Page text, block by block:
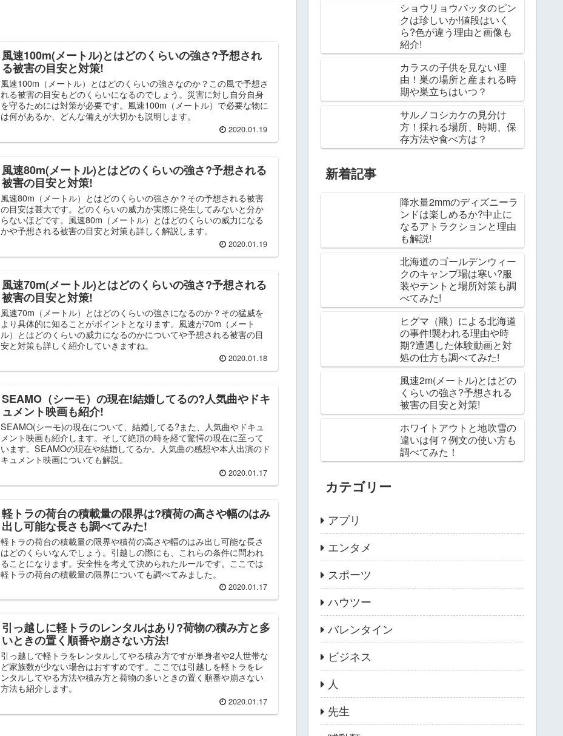
風速100m(メートル)とはどのくらいの強さ?予想され
る被害の目安と対策!
風速100m（メートル）とはどのくらいの強さなのか？この風で予想さ
れる被害の目安もどのくらいになるのでしょう。災害に対し自分自身
を守るためには対策が必要です。風速100m（メートル）で必要な物に
は何があるか、どんな備えが大切かも説明します。
2020.01.19
風速80m(メートル)とはどのくらいの強さ?予想される
被害の目安と対策!
風速80m（メートル）とはどのくらいの強さか？その予想される被害
の目安は甚大です。どのくらいの威力か実際に発生してみないと分か
らないほどです。風速80m（メートル）とはどのくらいの威力になる
かや予想される被害の目安と対策も詳しく解説します。
2020.01.19
風速70m(メートル)とはどのくらいの強さ?予想される
被害の目安と対策!
風速70m（メートル）とはどのくらいの強さになるのか？その猛威を
より具体的に知ることがポイントとなります。風速が70m（メート
ル）とはどのくらいの威力になるのかについてや予想される被害の目
安と対策も詳しく紹介していきますね。
2020.01.18
SEAMO（シーモ）の現在!結婚してるの?人気曲やドキ
ュメント映画も紹介!
SEAMO(シーモ)の現在について、結婚してる?また、人気曲やドキュ
メント映画も紹介します。そして絶頂の時を経て驚愕の現在に至って
います。SEAMOの現在や結婚してるか。人気曲の感想や本人出演のド
キュメント映画についても解説。
2020.01.17
軽トラの荷台の積載量の限界は?積荷の高さや幅のはみ
出し可能な長さも調べてみた!
軽トラの荷台の積載量の限界や積荷の高さや幅のはみ出し可能な長さ
はどのくらいなんでしょう。引越しの際にも、これらの条件に問われ
ることになります。安全性を考えて決められたルールです。ここでは
軽トラの荷台の積載量の限界についても調べてみました。
2020.01.17
引っ越しに軽トラのレンタルはあり?荷物の積み方と多
いときの置く順番や崩さない方法!
引っ越しで軽トラをレンタルしてやる積み方ですが単身者や2人世帯な
ど家族数が少ない場合はおすすめです。ここでは引越しを軽トラをレ
ンタルしてやる方法や積み方と荷物の多いときの置く順番や崩さない
方法も紹介します。
2020.01.17
ショウリョウバッタのピン
クは珍しいか!値段はいく
ら?色が違う理由と画像も
紹介!
カラスの子供を見ない理
由！巣の場所と産まれる時
期や巣立ちはいつ？
サルノコシカケの見分け
方！採れる場所、時期、保
存方法や食べ方は？
新着記事
降水量2mmのディズニーラ
ンドは楽しめるか?中止に
なるアトラクションと理由
も解説!
北海道のゴールデンウィー
クのキャンプ場は寒い?服
装やテントと場所対策も調
べてみた!
ヒグマ（羆）による北海道
の事件!襲われる理由や時
期?遭遇した体験動画と対
処の仕方も調べてみた!
風速2m(メートル)とはどの
くらいの強さ?予想される
被害の目安と対策!
ホワイトアウトと地吹雪の
違いは何？例文の使い方も
調べてみた！
カテゴリー
アプリ
エンタメ
スポーツ
ハウツー
バレンタイン
ビジネス
人
先生